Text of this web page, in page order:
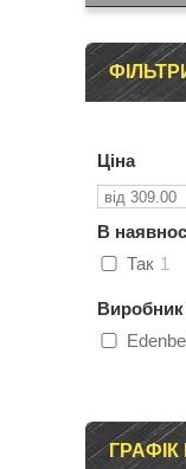
Ціна
В
Так 1
Виробник